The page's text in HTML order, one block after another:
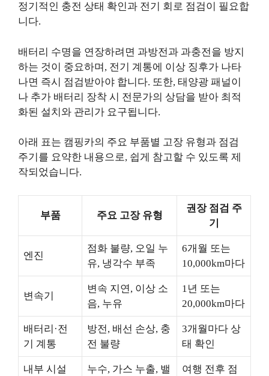
정기적인 충전 상태 확인과 전기 회로 점검이 필요합
니다.
배터리 수명을 연장하려면 과방전과 과충전을 방지
하는 것이 중요하며, 전기 계통에 이상 징후가 나타
나면 즉시 점검받아야 합니다. 또한, 태양광 패널이
나 추가 배터리 장착 시 전문가의 상담을 받아 최적
화된 설치와 관리가 요구됩니다.
아래 표는 캠핑카의 주요 부품별 고장 유형과 점검
주기를 요약한 내용으로, 쉽게 참고할 수 있도록 제
작되었습니다.
부품 주요 고장 유형
권장 점검 주
기
엔진
점화 불량, 오일 누
유, 냉각수 부족
6개월 또는
10,000km마다
변속기
변속 지연, 이상 소
음, 누유
1년 또는
20,000km마다
배터리·전
기 계통
방전, 배선 손상, 충
전 불량
3개월마다 상
태 확인
내부 시설
누수, 가스 누출, 밸
여행 전후 점